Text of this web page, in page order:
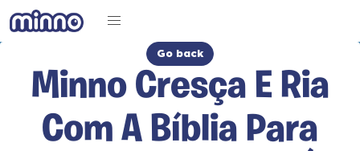
Go back
Minno Cresça E Ria
Com A Bíblia Para